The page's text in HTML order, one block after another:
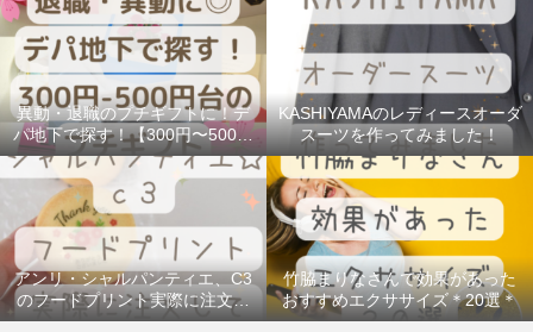
異動・退職のプチギフトに！デ
パ地下で探す！【300円〜500円
台】で人気のお菓子
KASHIYAMAのレディースオーダ
スーツを作ってみました！
アンリ・シャルパンティエ、C3
のフードプリント実際に注文し
てみた！＠300円台のギフトもあ
竹脇まりなさんで効果があった
おすすめエクササイズ＊20選＊